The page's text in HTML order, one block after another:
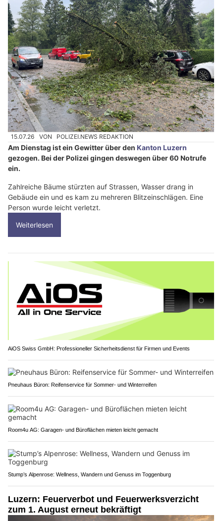
15.07.26 VON POLIZEI.NEWS REDAKTION
Am Dienstag ist ein Gewitter über den Kanton Luzern
gezogen. Bei der Polizei gingen deswegen über 60 Notrufe
ein.
Zahlreiche Bäume stürzten auf Strassen, Wasser drang in
Gebäude ein und es kam zu mehreren Blitzeinschlägen. Eine
Person wurde leicht verletzt.
Weiterlesen
AiOS Swiss GmbH: Professioneller Sicherheitsdienst für Firmen und Events
Pneuhaus Büron: Reifenservice für Sommer- und Winterreifen
Room4u AG: Garagen- und Büroflächen mieten leicht gemacht
Stump’s Alpenrose: Wellness, Wandern und Genuss im Toggenburg
Luzern: Feuerverbot und Feuerwerksverzicht
zum 1. August erneut bekräftigt